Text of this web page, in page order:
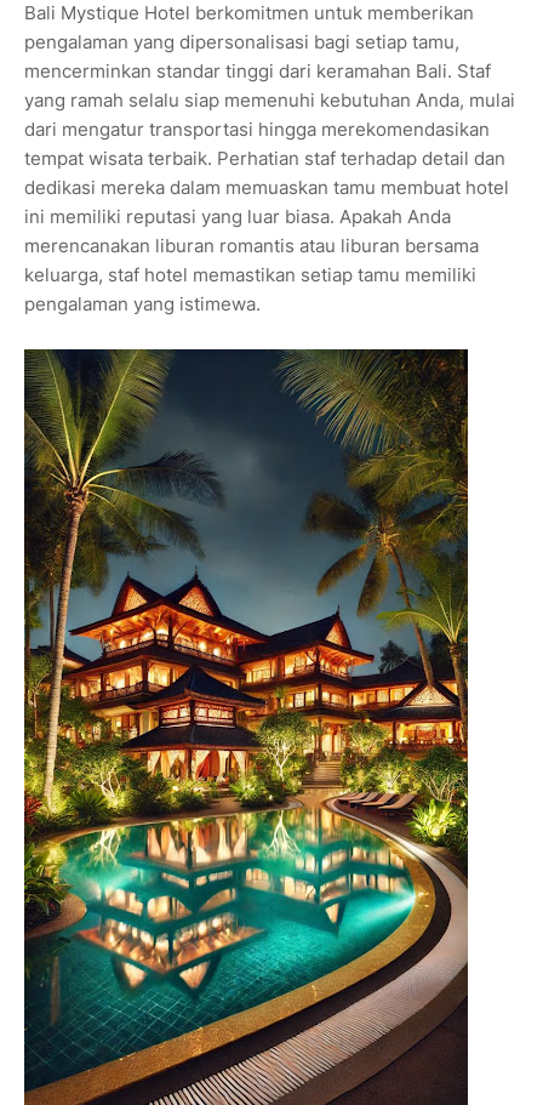
Bali Mystique Hotel berkomitmen untuk memberikan
pengalaman yang dipersonalisasi bagi setiap tamu,
mencerminkan standar tinggi dari keramahan Bali. Staf
yang ramah selalu siap memenuhi kebutuhan Anda, mulai
dari mengatur transportasi hingga merekomendasikan
tempat wisata terbaik. Perhatian staf terhadap detail dan
dedikasi mereka dalam memuaskan tamu membuat hotel
ini memiliki reputasi yang luar biasa. Apakah Anda
merencanakan liburan romantis atau liburan bersama
keluarga, staf hotel memastikan setiap tamu memiliki
pengalaman yang istimewa.